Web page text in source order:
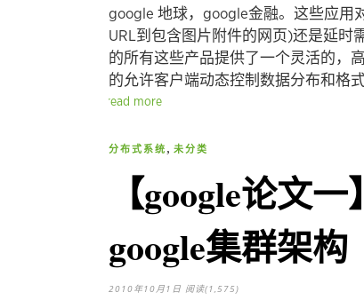
google 地球，google金融。这些应用
URL到包含图片附件的网页)还是延时
的所有这些产品提供了一个灵活的，
的允许客户端动态控制数据分布和格
read more
分布式系统 , 未分类
【google论文
google集群架构
2010年10月1日 阅读(1,575)